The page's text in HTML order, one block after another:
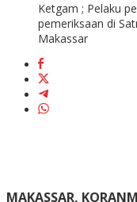
Ketgam ; Pelaku
pemeriksaan di
Makassar
MAKASSAR,